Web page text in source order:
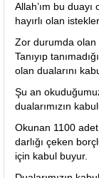
Allah’ım bu
hayırlı olan
Zor durumda olan
Tanıyıp
olan dualarını
Şu an
dualarımızın
Okunan 1100 adet
darlığı çeken
için kabul buyur.